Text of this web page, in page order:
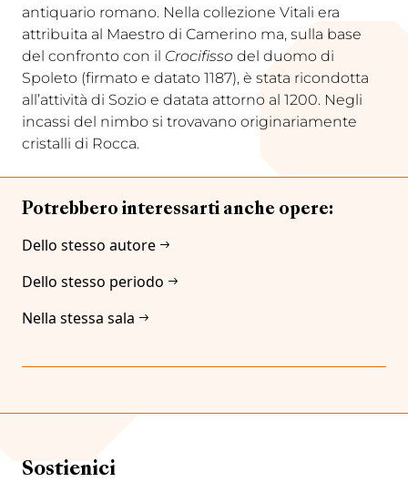
antiquario romano. Nella collezione Vitali era
attribuita al Maestro di Camerino ma, sulla base
del confronto con il Crocifisso del duomo di
Spoleto (firmato e datato 1187), è stata ricondotta
all’attività di Sozio e datata attorno al 1200. Negli
incassi del nimbo si trovavano originariamente
cristalli di Rocca.
Potrebbero interessarti anche opere:
Dello stesso autore
Dello stesso periodo
Nella stessa sala
Sostienici